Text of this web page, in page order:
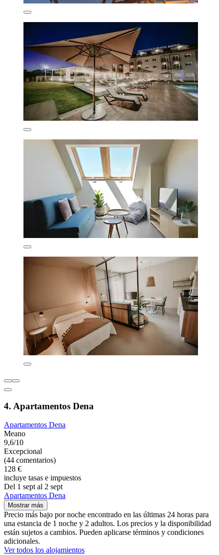
4. Apartamentos Dena
Apartamentos Dena
Meano
9,6/10
Excepcional
(44 comentarios)
128 €
incluye tasas e impuestos
Del 1 sept al 2 sept
Apartamentos Dena
Mostrar más
Precio más bajo por noche encontrado en las últimas 24 horas para
una estancia de 1 noche y 2 adultos. Los precios y la disponibilidad
están sujetos a cambios. Pueden aplicarse términos y condiciones
adicionales.
Ver todos los alojamientos